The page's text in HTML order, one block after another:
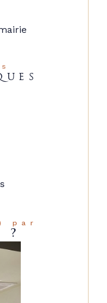
par
?